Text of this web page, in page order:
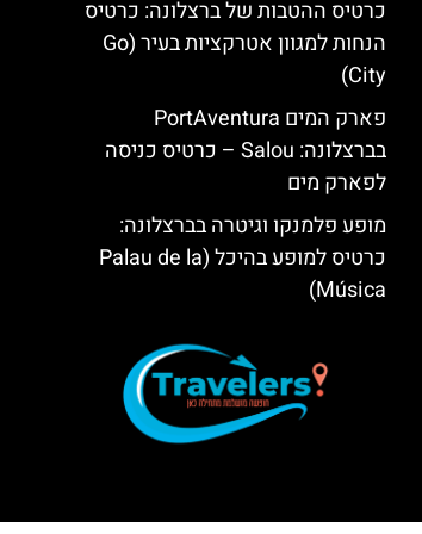
כרטיס ההטבות של ברצלונה: כרטיס
הנחות למגוון אטרקציות בעיר (Go
City)
פארק המים PortAventura
בברצלונה: Salou – כרטיס כניסה
לפארק מים
מופע פלמנקו וגיטרה בברצלונה:
כרטיס למופע בהיכל (Palau de la
Música)